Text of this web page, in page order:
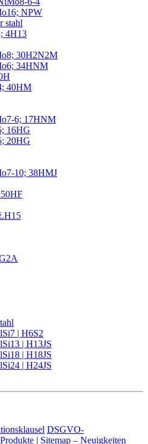
NPW
stahl
4H13
30H2N2M
34HNM
40HM
6; 17HNM
16HG
20HG
10; 38HMJ
| H6S2
| H13JS
| H18JS
| H24JS
DSGVO-
| Sitemap – Neuigkeiten